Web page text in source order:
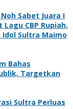
Sabet Juara I
CBP Rupiah,
Idol Sultra Maimo
Bahas
Targetkan
Sultra Perluas